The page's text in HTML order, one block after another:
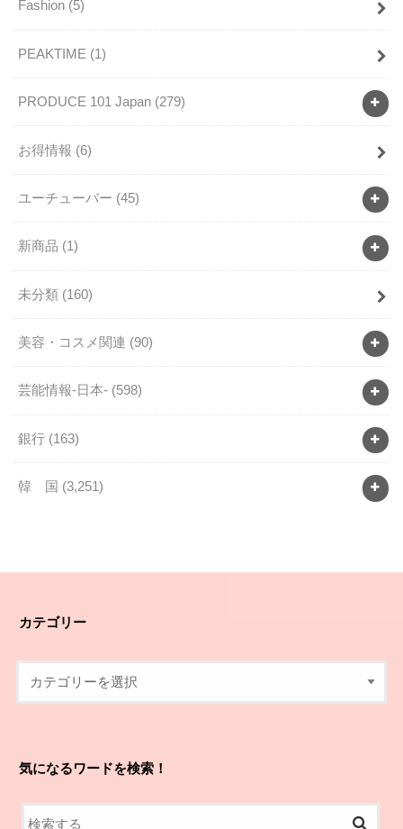
Fashion (5)
PEAKTIME (1)
PRODUCE 101 Japan (279)
お得情報 (6)
ユーチューバー (45)
新商品 (1)
未分類 (160)
美容・コスメ関連 (90)
芸能情報-日本- (598)
銀行 (163)
韓 国 (3,251)
カテゴリー
気になるワードを検索！